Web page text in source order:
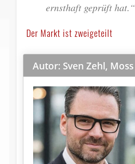
ernsthaft geprüft hat.“
Der Markt ist zweigeteilt
Autor: Sven Zehl, Moss